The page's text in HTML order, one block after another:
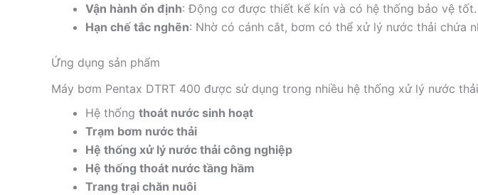
Vận hành ổn định: Động cơ được thiết kế kín và có hệ thống bảo vệ
Hạn chế tắc nghẽn: Nhờ có cánh cắt, bơm có thể xử lý nước thải chứa
Ứng dụng sản phẩm
Máy bơm Pentax DTRT 400 được sử dụng trong nhiều hệ thống xử lý nước
Hệ thống thoát nước sinh hoạt
Trạm bơm nước thải
Hệ thống xử lý nước thải công nghiệp
Hệ thống thoát nước tầng hầm
Trang trại chăn nuôi